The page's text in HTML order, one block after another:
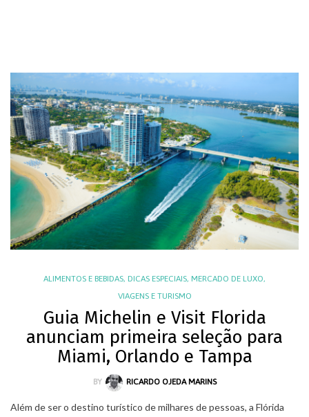
ALIMENTOS E BEBIDAS, DICAS ESPECIAIS, MERCADO DE LUXO,
VIAGENS E TURISMO
Guia Michelin e Visit Florida
anunciam primeira seleção para
Miami, Orlando e Tampa
BY RICARDO OJEDA MARINS
Além de ser o destino turístico de milhares de pessoas, a Flórida